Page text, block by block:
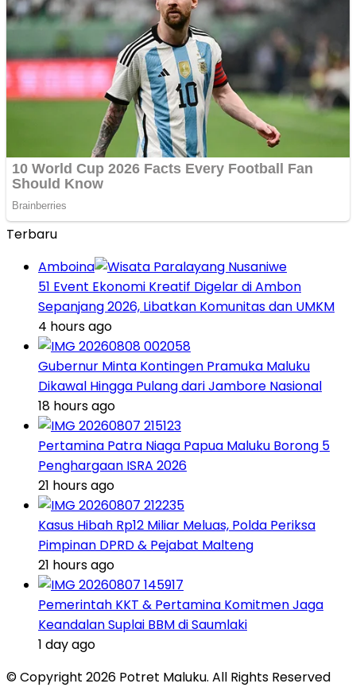
Terbaru
Amboina
51 Event Ekonomi Kreatif Digelar di Ambon
Sepanjang 2026, Libatkan Komunitas dan UMKM
4 hours ago
Gubernur Minta Kontingen Pramuka Maluku
Dikawal Hingga Pulang dari Jambore Nasional
18 hours ago
Pertamina Patra Niaga Papua Maluku Borong 5
Penghargaan ISRA 2026
21 hours ago
Kasus Hibah Rp12 Miliar Meluas, Polda Periksa
Pimpinan DPRD & Pejabat Malteng
21 hours ago
Pemerintah KKT & Pertamina Komitmen Jaga
Keandalan Suplai BBM di Saumlaki
1 day ago
© Copyright 2026 Potret Maluku. All Rights Reserved